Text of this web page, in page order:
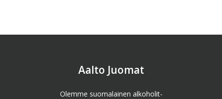
Aalto Juomat
Olemme suomalainen alkoholit-